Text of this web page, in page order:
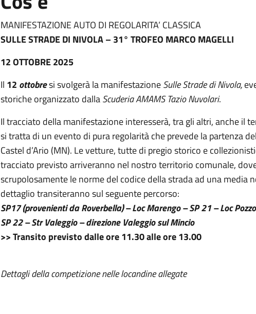
MANIFESTAZIONE AUTO DI REGOLARITA’ CLASSICA
SULLE STRADE DI NIVOLA – 31° TROFEO MARCO MAGELLI
12 OTTOBRE 2025
Il 12 ottobresi svolgerà la manifestazioneSulle Strade di Nivola,
storiche organizzato dallaScuderia AMAMS Tazio Nuvolari.
Il tracciato della manifestazione interesserà, tra gli altri, anche il
si tratta di un evento di pura regolarità che prevede la partenza
Castel d’Ario (MN). Le vetture, tutte di pregio storico e
tracciato previsto arriveranno nel nostro territorio comunale,
scrupolosamente le norme del codice della strada ad una media
dettaglio transiteranno sul seguente percorso:
SP17 (provenienti da Roverbella) – Loc Marengo – SP 21 – Loc
SP 22 – Str Valeggio – direzione Valeggio sul Mincio
>> Transito previsto dalle ore 11.30 alle ore 13.00
Dettagli della competizione nelle locandine allegate